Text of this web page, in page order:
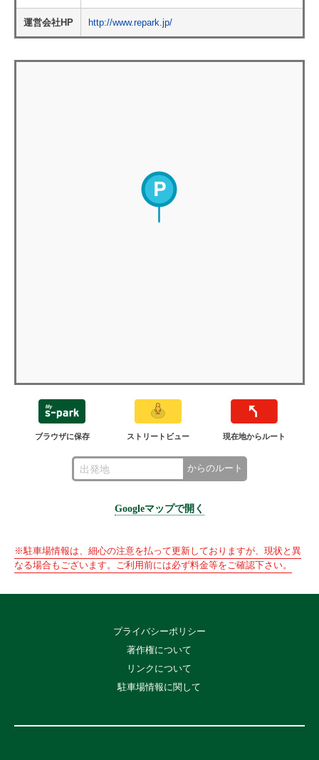
運営会社HP http://www.repark.jp/
ブラウザに保存 ストリートビュー 現在地からルート
からのルート
Googleマップで開く
※駐車場情報は、細心の注意を払って更新しておりますが、現状と異
なる場合もございます。ご利用前には必ず料金等をご確認下さい。
プライバシーポリシー
著作権について
リンクについて
駐車場情報に関して